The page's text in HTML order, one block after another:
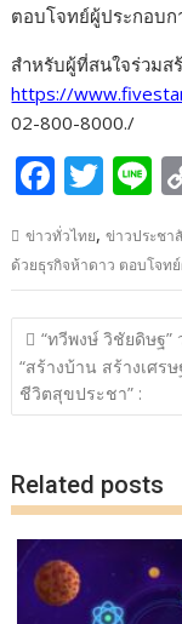
ตอบโจทย์ผู้ประกอบก
สำหรับผู้ที่สนใจร่วมส
https://
02-800-8000./
F
ac
e
b
o
o
k
T
itt
er
Li
e
ข่าวทั่วไทย,ข่าวประชา
ด้วยธุรกิจห้าดาว ตอบโจท
แนะแนว
เรื่อง
“ทวีพงษ์ วิชัยดิษฐ”
“สร้างบ้าน สร้างเศรษ
ชีวิตสุขประชา” :
Related posts